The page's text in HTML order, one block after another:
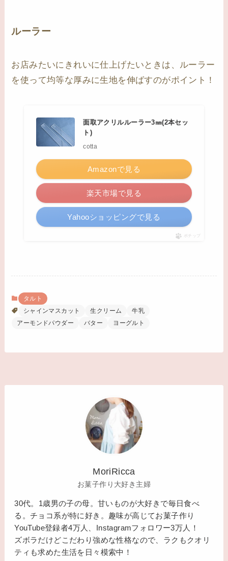
ルーラー
お店みたいにきれいに仕上げたいときは、ルーラー
を使って均等な厚みに生地を伸ばすのがポイント！
面取アクリルルーラー3㎜(2本セッ
ト)
cotta
Amazonで見る
楽天市場で見る
Yahooショッピングで見る
ポチップ
タルト
シャインマスカット
生クリーム
牛乳
アーモンドパウダー
バター ヨーグルト
MoriRicca
お菓子作り大好き主婦
30代。1歳男の子の母。甘いものが大好きで毎日食べ
る。チョコ系が特に好き。趣味が高じてお菓子作り
YouTube登録者4万人、Instagramフォロワー3万人！
ズボラだけどこだわり強めな性格なので、ラクもクオリ
ティも求めた生活を日々模索中！